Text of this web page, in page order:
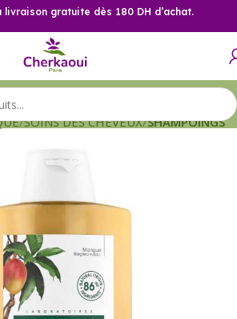
livraison gratuite dès 180 DH d’achat.
SOINS DES CHEVEUX SHAMPOINGS